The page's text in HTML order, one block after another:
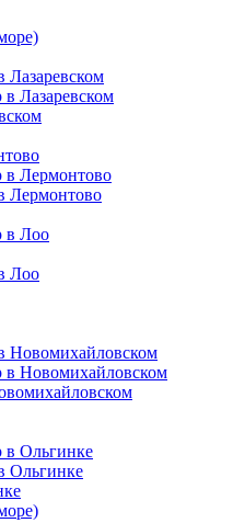
Лазаревском
Лазаревском
в Лермонтово
Лермонтово
в Лоо
Лоо
Новомихайловском
в Новомихайловском
в Ольгинке
Ольгинке